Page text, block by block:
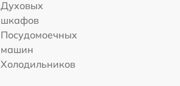
Духовых
шкафов
Посудомоечных
машин
Холодильников